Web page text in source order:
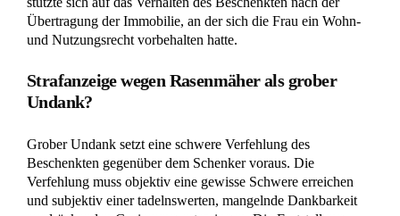
die nicht ausdrücklich vom Wohnrechtumfasst waren. Den
Höhepunkt bildete eine Strafanzeige gegen nahe
Rasenmähers, was das Gericht als Ausdruck einer
Dankbarkeit vermissen lassenden Grundhaltung
Ein dankbarer Beschenkter hätte
selbstverständlich sämtliche Eskalationsstufen
von mündlicher über schriftliche Aufforderung
und schließlich zivilgerichtlicher Klärung